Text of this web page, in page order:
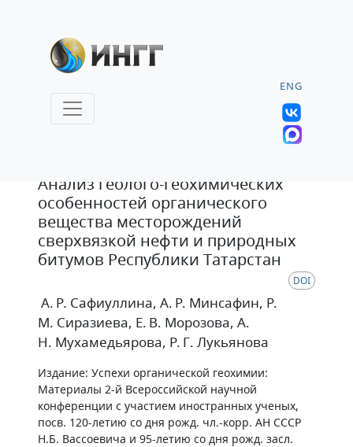
ENG
Анализ геолого-геохимических
особенностей органического
вещества месторождений
сверхвязкой нефти и природных
битумов Республики Татарстан
DOI
А. Р. Сафиуллина, А. Р. Минсафин, Р.
М. Сиразиева, Е. В. Морозова, А.
Н. Мухамедьярова, Р. Г. Лукьянова
Издание: Успехи органической геохимии:
Материалы 2-й Всероссийской научной
конференции с участием иностранных ученых,
посв. 120-летию со дня рожд. чл.-корр. АН СССР
Н.Б. Вассоевича и 95-летию со дня рожд. засл.